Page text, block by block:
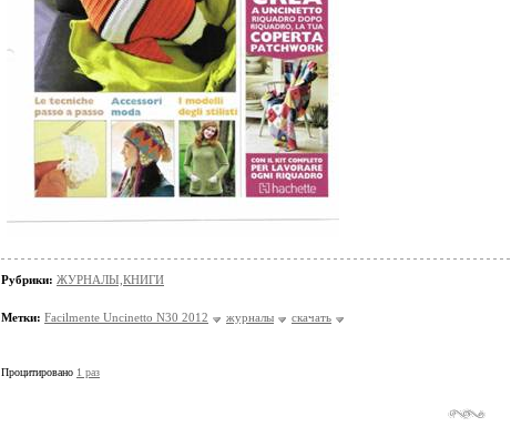
Рубрики: ЖУРНАЛЫ,КНИГИ
Метки: Facilmente Uncinetto N30 2012 журналы скачать
Процитировано 1 раз